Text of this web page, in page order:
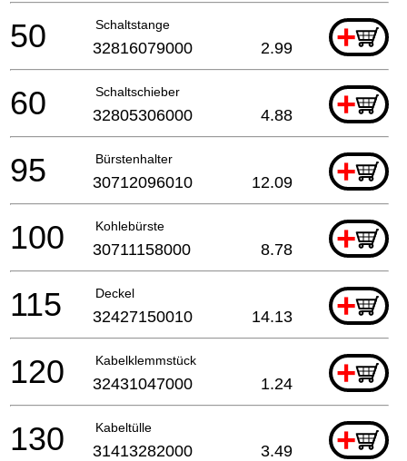
Schaltstange +
50 32816079000 2.99
Schaltschieber +
60 32805306000 4.88
Bürstenhalter +
95 30712096010 12.09
Kohlebürste +
100 30711158000 8.78
Deckel +
115 32427150010 14.13
Kabelklemmstück +
120 32431047000 1.24
Kabeltülle +
130 31413282000 3.49